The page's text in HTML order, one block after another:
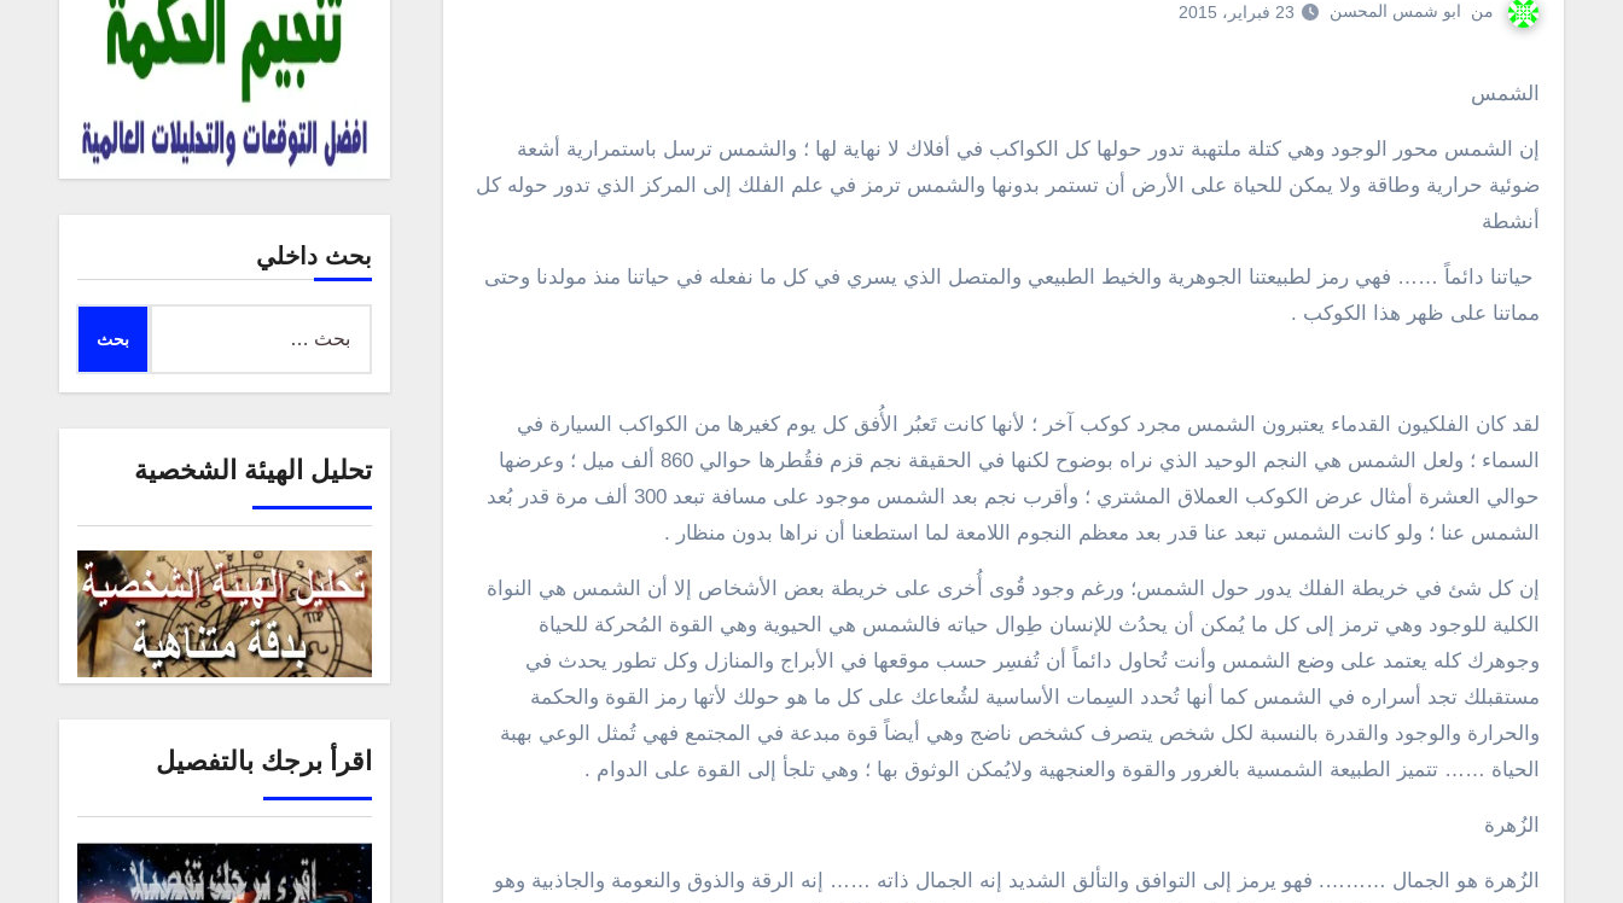
من ابو شمس المحسن 23 فبراير، 2015
الشمس
إن الشمس محور الوجود وهي كتلة ملتهبة تدور حولها كل الكواكب في أفلاك لا نهاية لها ؛ والشمس ترسل باستمرارية أشعة
ضوئية حرارية وطاقة ولا يمكن للحياة على الأرض أن تستمر بدونها والشمس ترمز في علم الفلك إلى المركز الذي تدور حوله كل
أنشطة
حياتنا دائماً …… فهي رمز لطبيعتنا الجوهرية والخيط الطبيعي والمتصل الذي يسري في كل ما نفعله في حياتنا منذ مولدنا وحتى
مماتنا على ظهر هذا الكوكب .
لقد كان الفلكيون القدماء يعتبرون الشمس مجرد كوكب آخر ؛ لأنها كانت تَعبُر الأُفق كل يوم كغيرها من الكواكب السيارة في
السماء ؛ ولعل الشمس هي النجم الوحيد الذي نراه بوضوح لكنها في الحقيقة نجم قزم فقُطرها حوالي 860 ألف ميل ؛ وعرضها
حوالي العشرة أمثال عرض الكوكب العملاق المشتري ؛ وأقرب نجم بعد الشمس موجود على مسافة تبعد 300 ألف مرة قدر بُعد
الشمس عنا ؛ ولو كانت الشمس تبعد عنا قدر بعد معظم النجوم اللامعة لما استطعنا أن نراها بدون منظار .
إن كل شئ في خريطة الفلك يدور حول الشمس؛ ورغم وجود قُوى أُخرى على خريطة بعض الأشخاص إلا أن الشمس هي النواة
الكلية للوجود وهي ترمز إلى كل ما يُمكن أن يحدُث للإنسان طِوال حياته فالشمس هي الحيوية وهي القوة المُحركة للحياة
وجوهرك كله يعتمد على وضع الشمس وأنت تُحاول دائماً أن تُفسِر حسب موقعها في الأبراج والمنازل وكل تطور يحدث في
مستقبلك تجد أسراره في الشمس كما أنها تُحدد السِمات الأساسية لشُعاعك على كل ما هو حولك لأتها رمز القوة والحكمة
والحرارة والوجود والقدرة بالنسبة لكل شخص يتصرف كشخص ناضج وهي أيضاً قوة مبدعة في المجتمع فهي تُمثل الوعي بهبة
الحياة …… تتميز الطبيعة الشمسية بالغرور والقوة والعنجهية ولايُمكن الوثوق بها ؛ وهي تلجأ إلى القوة على الدوام .
الزُهرة
الزُهرة هو الجمال ………. فهو يرمز إلى التوافق والتألق الشديد إنه الجمال ذاته …… إنه الرقة والذوق والنعومة والجاذبية وهو
بحث داخلي
عن:
تحليل الهيئة الشخصية
اقرأ برجك بالتفصيل